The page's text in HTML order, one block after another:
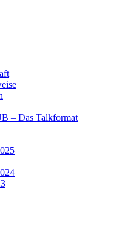
– Das Talkformat